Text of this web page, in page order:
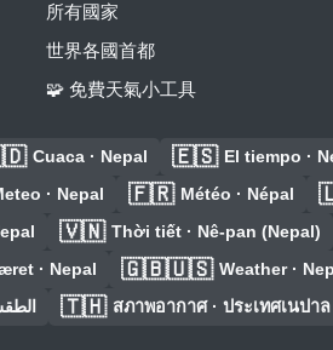
所有國家
世界各國首都
🧩 免費天氣小工具
Cuaca · Nepal 🇪🇸 El tiempo ·
· Nepal 🇫🇷 Météo · Népal
🇻🇳 Thời tiết · Nê-pan (Nepal)
· Nepal 🇬🇧🇺🇸 Weather ·
🇹🇭 สภาพอากาศ · ประเทศเนปาล